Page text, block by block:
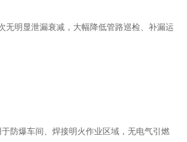
无明显泄漏衰减，大幅降低管路巡检、补漏运
防爆车间、焊接明火作业区域，无电气引燃